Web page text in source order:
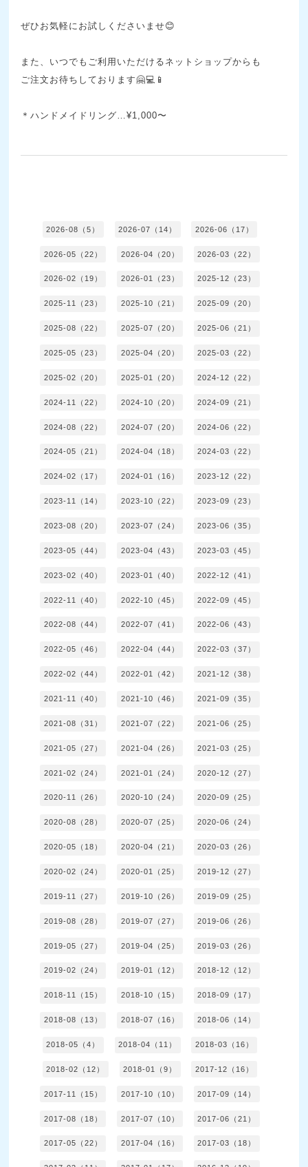
ぜひお気軽にお試しくださいませ😊
また、いつでもご利用いただけるネットショップからも
ご注文お待ちしております🤗💻📱
＊ハンドメイドリング…¥1,000〜
2026-08（5） 2026-07（14） 2026-06（17）
2026-05（22） 2026-04（20） 2026-03（22）
2026-02（19） 2026-01（23） 2025-12（23）
2025-11（23） 2025-10（21） 2025-09（20）
2025-08（22） 2025-07（20） 2025-06（21）
2025-05（23） 2025-04（20） 2025-03（22）
2025-02（20） 2025-01（20） 2024-12（22）
2024-11（22） 2024-10（20） 2024-09（21）
2024-08（22） 2024-07（20） 2024-06（22）
2024-05（21） 2024-04（18） 2024-03（22）
2024-02（17） 2024-01（16） 2023-12（22）
2023-11（14） 2023-10（22） 2023-09（23）
2023-08（20） 2023-07（24） 2023-06（35）
2023-05（44） 2023-04（43） 2023-03（45）
2023-02（40） 2023-01（40） 2022-12（41）
2022-11（40） 2022-10（45） 2022-09（45）
2022-08（44） 2022-07（41） 2022-06（43）
2022-05（46） 2022-04（44） 2022-03（37）
2022-02（44） 2022-01（42） 2021-12（38）
2021-11（40） 2021-10（46） 2021-09（35）
2021-08（31） 2021-07（22） 2021-06（25）
2021-05（27） 2021-04（26） 2021-03（25）
2021-02（24） 2021-01（24） 2020-12（27）
2020-11（26） 2020-10（24） 2020-09（25）
2020-08（28） 2020-07（25） 2020-06（24）
2020-05（18） 2020-04（21） 2020-03（26）
2020-02（24） 2020-01（25） 2019-12（27）
2019-11（27） 2019-10（26） 2019-09（25）
2019-08（28） 2019-07（27） 2019-06（26）
2019-05（27） 2019-04（25） 2019-03（26）
2019-02（24） 2019-01（12） 2018-12（12）
2018-11（15） 2018-10（15） 2018-09（17）
2018-08（13） 2018-07（16） 2018-06（14）
2018-05（4） 2018-04（11） 2018-03（16）
2018-02（12） 2018-01（9） 2017-12（16）
2017-11（15） 2017-10（10） 2017-09（14）
2017-08（18） 2017-07（10） 2017-06（21）
2017-05（22） 2017-04（16） 2017-03（18）